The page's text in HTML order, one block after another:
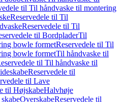
til Til håndvaske til montering
Reservedele til Til
Reservedele til Til
til BordpladerTil
bowle formetReservedele til Til
bowle formetTil håndvaske til
til Til håndvaske til
Reservedele til
til Lave
til HøjskabeHalvhøje
OverskabeReservedele til